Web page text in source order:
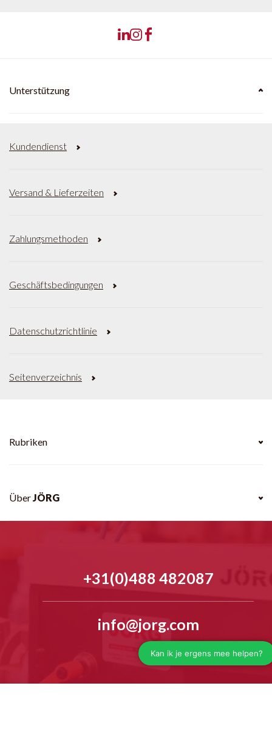
Unterstützung
Kundendienst
Versand & Lieferzeiten
Zahlungsmethoden
Geschäftsbedingungen
Datenschutzrichtlinie
Seitenverzeichnis
Rubriken
ÜberJÖRG
+31(0)488 482087
info@jorg.com